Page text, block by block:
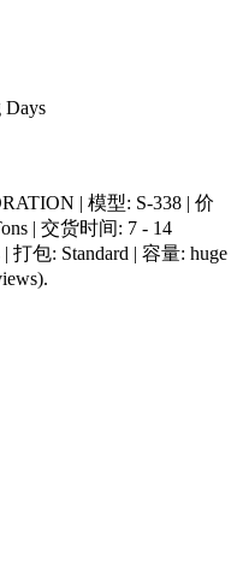
Days
| 模型: S-338 | 价
| 交货时间: 7 - 14
打包: Standard | 容量: huge